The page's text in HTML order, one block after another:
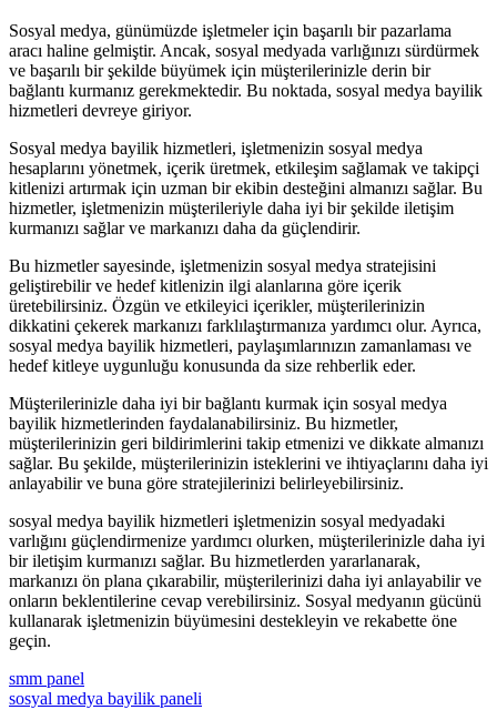
Sosyal medya, günümüzde işletmeler için başarılı bir pazarlama
aracı haline gelmiştir. Ancak, sosyal medyada varlığınızı sürdürmek
ve başarılı bir şekilde büyümek için müşterilerinizle derin bir
bağlantı kurmanız gerekmektedir. Bu noktada, sosyal medya bayilik
hizmetleri devreye giriyor.
Sosyal medya bayilik hizmetleri, işletmenizin sosyal medya
hesaplarını yönetmek, içerik üretmek, etkileşim sağlamak ve takipçi
kitlenizi artırmak için uzman bir ekibin desteğini almanızı sağlar. Bu
hizmetler, işletmenizin müşterileriyle daha iyi bir şekilde iletişim
kurmanızı sağlar ve markanızı daha da güçlendirir.
Bu hizmetler sayesinde, işletmenizin sosyal medya stratejisini
geliştirebilir ve hedef kitlenizin ilgi alanlarına göre içerik
üretebilirsiniz. Özgün ve etkileyici içerikler, müşterilerinizin
dikkatini çekerek markanızı farklılaştırmanıza yardımcı olur. Ayrıca,
sosyal medya bayilik hizmetleri, paylaşımlarınızın zamanlaması ve
hedef kitleye uygunluğu konusunda da size rehberlik eder.
Müşterilerinizle daha iyi bir bağlantı kurmak için sosyal medya
bayilik hizmetlerinden faydalanabilirsiniz. Bu hizmetler,
müşterilerinizin geri bildirimlerini takip etmenizi ve dikkate almanızı
sağlar. Bu şekilde, müşterilerinizin isteklerini ve ihtiyaçlarını daha iyi
anlayabilir ve buna göre stratejilerinizi belirleyebilirsiniz.
sosyal medya bayilik hizmetleri işletmenizin sosyal medyadaki
varlığını güçlendirmenize yardımcı olurken, müşterilerinizle daha iyi
bir iletişim kurmanızı sağlar. Bu hizmetlerden yararlanarak,
markanızı ön plana çıkarabilir, müşterilerinizi daha iyi anlayabilir ve
onların beklentilerine cevap verebilirsiniz. Sosyal medyanın gücünü
kullanarak işletmenizin büyümesini destekleyin ve rekabette öne
geçin.
smm panel
sosyal medya bayilik paneli